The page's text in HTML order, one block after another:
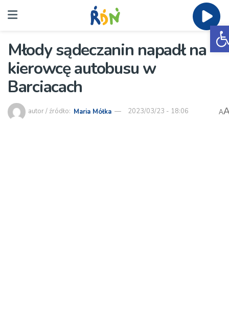
Młody sądeczanin napadł na
kierowcę autobusu w
Barciacach
autor / źródło: Maria Mółka 2023/03/23 - 18:06 A